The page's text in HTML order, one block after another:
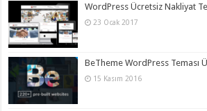
WordPress Ücretsiz Nakliyat
23 Ocak 2017
BeTheme WordPress Teması
15 Kasım 2016